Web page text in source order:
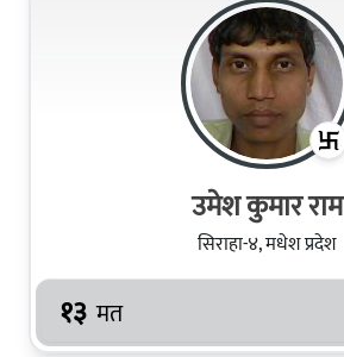
उमेश कुमार राम
सिराहा-४, मधेश प्रदेश
१३ मत